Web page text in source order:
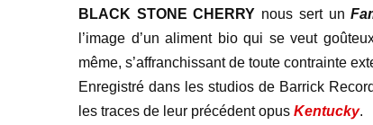
BLACK STONE CHERRY nous sert un
l’image d’un aliment bio qui se veut
même, s’affranchissant de toute contrainte
Enregistré dans les studios de Barrick
les traces de leur précédent opus Kentucky.